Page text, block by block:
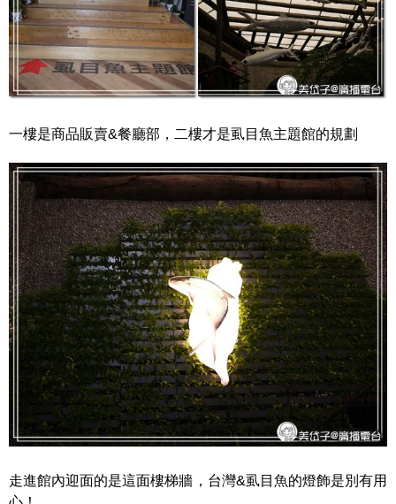
一樓是商品販賣&餐廳部，二樓才是虱目魚主題館的規劃
走進館內迎面的是這面樓梯牆，台灣&虱目魚的燈飾是別有用